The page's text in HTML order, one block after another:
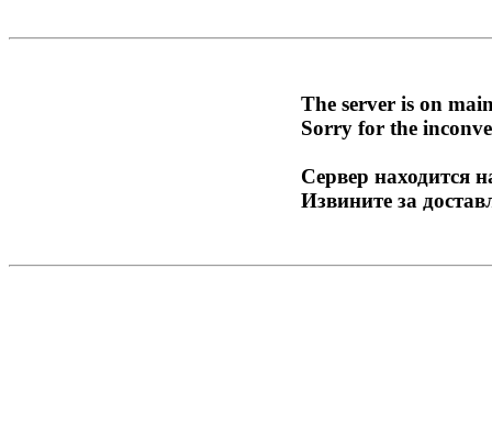
The server is on
Sorry for the
Сервер находится
Извините за